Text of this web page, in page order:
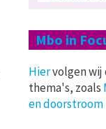
Mbo in
Hiervolgen wij
thema's, zoals
en doorstroom